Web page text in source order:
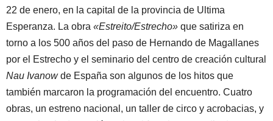
22 de enero, en la capital de la provincia de Ultima
Esperanza. La obra «Estreito/Estrecho» que satiriza en
torno a los 500 años del paso de Hernando de Magallanes
por el Estrecho y el seminario del centro de creación cultural
Nau Ivanowde España son algunos de los hitos que
también marcaron la programación del encuentro. Cuatro
obras, un estreno nacional, un taller de circo y acrobacias, y